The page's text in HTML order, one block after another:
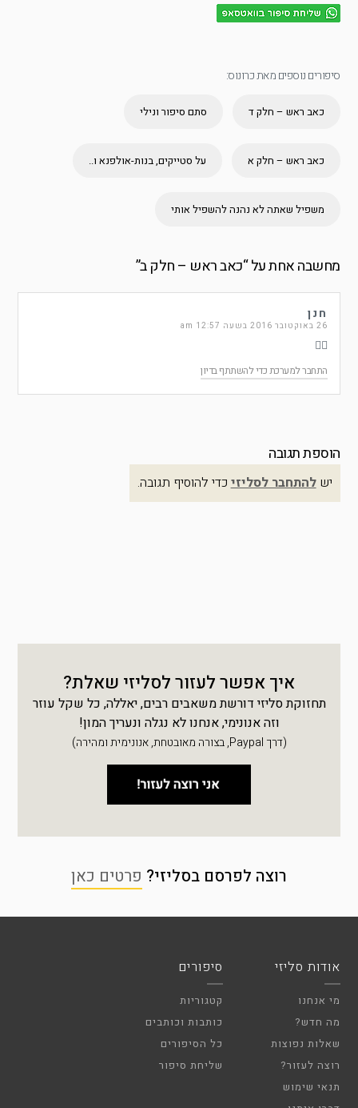
סיפורים נוספים מאת כרונוס:
כאב ראש – חלק ד סתם סיפור ונילי
כאב ראש – חלק א על סטייקים, בנות-אולפנא ו..
משפיל שאתה לא נהנה להשפיל אותי
מחשבה אחת על “כאב ראש – חלק ב”
חנן
26 באוקטובר 2016 בשעה 12:57 am
👍🏻
התחבר למערכת כדי להשתתף בדיון
הוספת תגובה
ישלהתחבר לסליזיכדי להוסיף תגובה.
איך אפשר לעזור לסליזי שאלת?
תחזוקת סליזי דורשת משאבים רבים, יאללה, כל שקל עוזר
וזה אנונימי, אנחנו לא נגלה ונעריך המון!
(דרך Paypal, בצורה מאובטחת, אנונימית ומהירה)
רוצה לפרסם בסליזי? פרטים כאן
אודות סליזי
מי אנחנו
מה חדש?
שאלות נפוצות
רוצה לעזור?
תנאי שימוש
סיפורים
קטגוריות
כותבות וכותבים
כל הסיפורים
שליחת סיפור